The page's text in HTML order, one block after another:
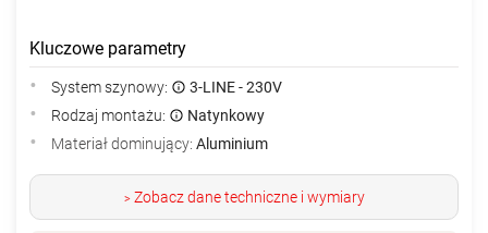
Kluczowe parametry
System szynowy:
3-LINE - 230V
Rodzaj montażu:
Natynkowy
Materiał dominujący: Aluminium
>Zobacz dane techniczne i wymiary